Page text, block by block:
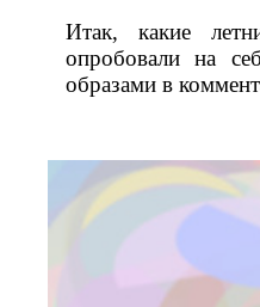
Итак, какие
опробовали на
образами в